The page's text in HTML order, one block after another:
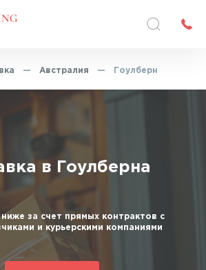
— Австралия — Гоулберн
в Гоулберна
за счет прямых контрактов с
и курьерскими компаниями